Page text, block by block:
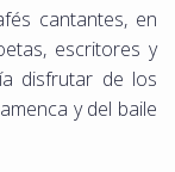
cantantes, en
escritores y
disfrutar de los
y del baile